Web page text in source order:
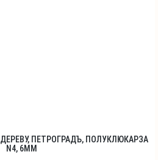
ПЕТРОГРАДЪ, ПОЛУКЛЮКАРЗА
N4, 6ММ